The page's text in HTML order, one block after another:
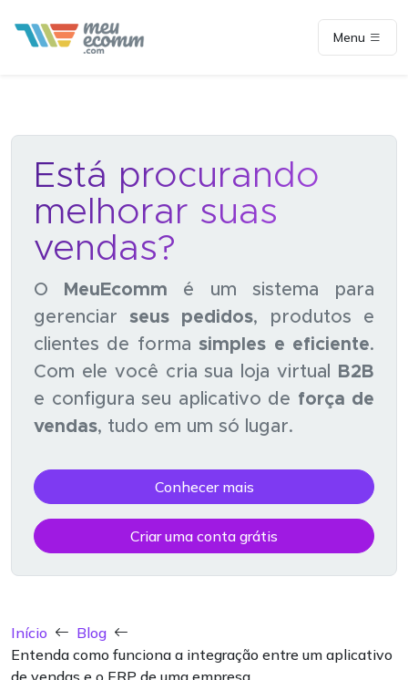
Menu
Está procurando
melhorar suas
vendas?
O MeuEcomm é um sistema para
gerenciar seus pedidos, produtos e
clientes de formasimples e eficiente.
Com ele você cria sua loja virtual
B2B
e configura seu aplicativo de força de
vendas, tudo em um só lugar.
Conhecer mais
Criar uma conta grátis
Início
Blog
Entenda como funciona a integração entre um aplicativo
de vendas e o ERP de uma empresa